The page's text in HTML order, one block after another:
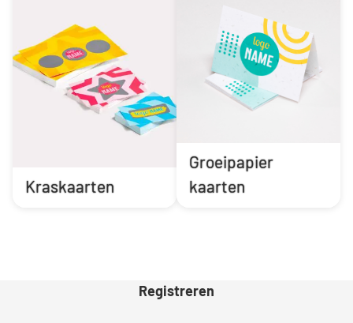
Kraskaarten
Groeipapier
kaarten
Registreren